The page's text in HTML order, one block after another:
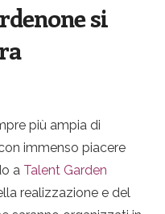
si
più ampia di
immenso piacere
a Talent Garden
realizzazione e del